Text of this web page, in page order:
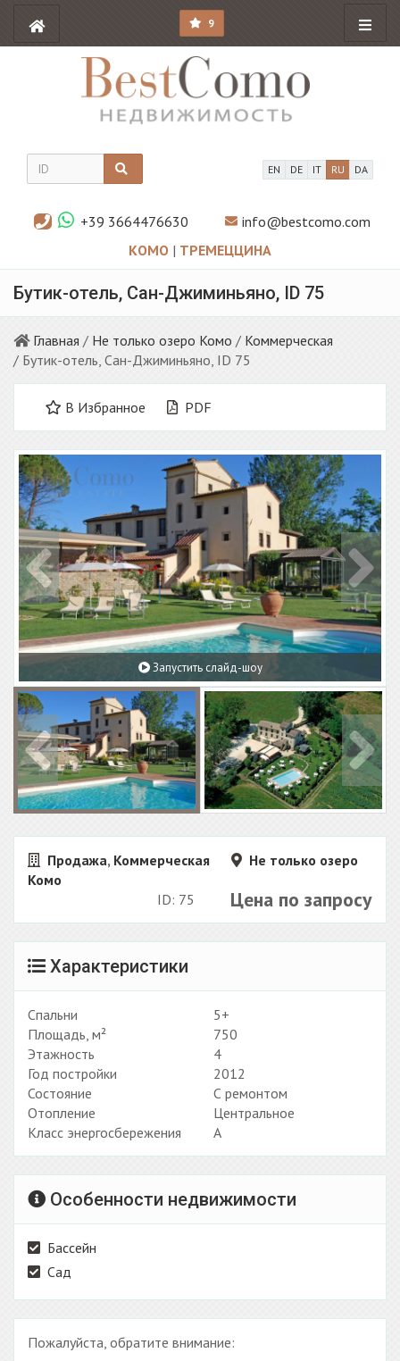
9
EN DE IT RU DA
+39 3664476630
info@bestcomo.com
КОМО | ТРЕМЕЦЦИНА
Бутик-отель, Сан-Джиминьяно, ID 75
Главная / Не только озеро Комо / Коммерческая
/ Бутик-отель, Сан-Джиминьяно, ID 75
В Избранное PDF
Запустить слайд-шоу
Продажа, Коммерческая
Не только озеро
Комо
Цена по запросу
ID: 75
Характеристики
Спальни
5+
Площадь, м²
750
Этажность
4
Год постройки
2012
Состояние
С ремонтом
Отопление
Центральное
Класс энергосбережения
A
Особенности недвижимости
Бассейн
Сад
Пожалуйста, обратите внимание: